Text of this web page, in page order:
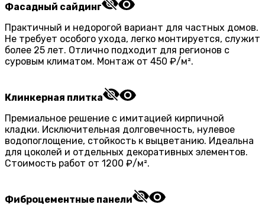
Фасадный сайдинг
Практичный и недорогой вариант для частных домов.
Не требует особого ухода, легко монтируется, служит
более 25 лет. Отлично подходит для регионов с
суровым климатом. Монтаж от 450 ₽/м².
Клинкерная плитка
Премиальное решение с имитацией кирпичной
кладки. Исключительная долговечность, нулевое
водопоглощение, стойкость к выцветанию. Идеальна
для цоколей и отдельных декоративных элементов.
Стоимость работ от 1200 ₽/м².
Фиброцементные панели